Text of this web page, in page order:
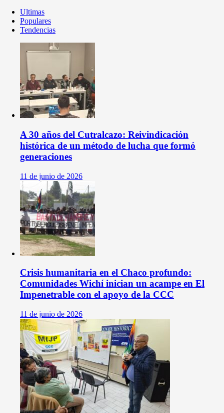
Ultimas
Populares
Tendencias
A 30 años del Cutralcazo: Reivindicación
histórica de un método de lucha que formó
generaciones
11 de junio de 2026
Crisis humanitaria en el Chaco profundo:
Comunidades Wichí inician un acampe en El
Impenetrable con el apoyo de la CCC
11 de junio de 2026